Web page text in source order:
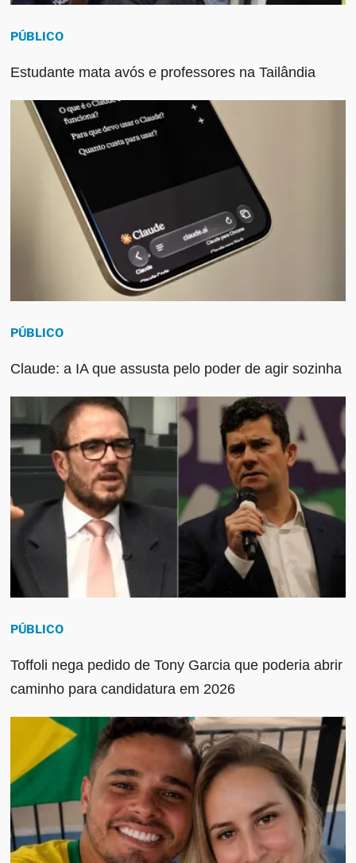
PÚBLICO
Estudante mata avós e professores na Tailândia
PÚBLICO
Claude: a IA que assusta pelo poder de agir sozinha
PÚBLICO
Toffoli nega pedido de Tony Garcia que poderia abrir
caminho para candidatura em 2026